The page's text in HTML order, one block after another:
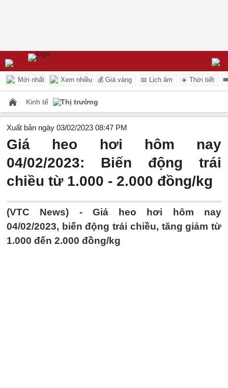
Mới nhất Xem nhiều 💰 Giá vàng 📅 Lịch âm ☀️ Thời tiết
Kinh tế Thị trường
Xuất bản ngày 03/02/2023 08:47 PM
Giá heo hơi hôm nay
04/02/2023: Biến động trái
chiều từ 1.000 - 2.000 đồng/kg
(VTC News) - Giá heo hơi hôm nay
04/02/2023, biến động trái chiều, tăng giảm từ
1.000 đến 2.000 đồng/kg